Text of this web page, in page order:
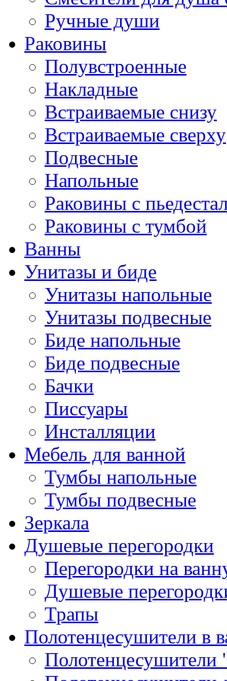
Ручные души
Раковины
Полувстроенные
Накладные
Встраиваемые снизу
Встраиваемые сверху
Подвесные
Напольные
Раковины с
Раковины с тумбой
Ванны
Унитазы и биде
Унитазы напольные
Унитазы подвесные
Биде напольные
Биде подвесные
Бачки
Писсуары
Инсталляции
Мебель для ванной
Тумбы напольные
Тумбы подвесные
Зеркала
Душевые перегородки
Перегородки на
Душевые
Трапы
Полотенцесушители в
Полотенцесушители